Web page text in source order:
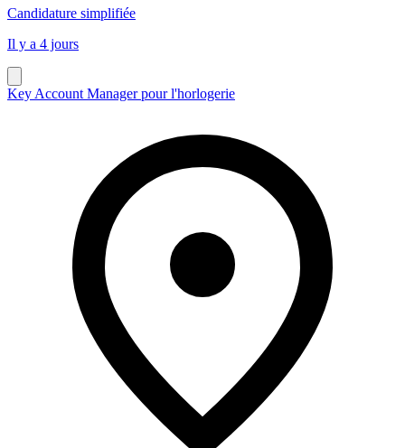
Candidature simplifiée
Il y a 4 jours
Key Account Manager pour l'horlogerie